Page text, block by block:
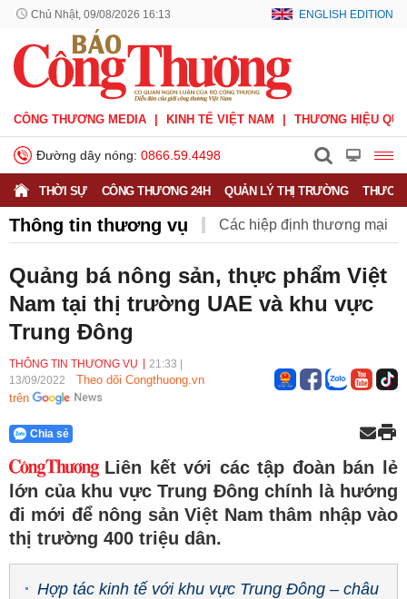
Chủ Nhật, 09/08/2026 16:13 ENGLISH EDITION
CÔNG THƯƠNG MEDIA KINH TẾ VIỆT NAM THƯƠNG HIỆU
Đường dây nóng: 0866.59.4498
THỜI SỰ CÔNG THƯƠNG 24H QUẢN LÝ THỊ TRƯỜNG
Thông tin thương vụ Các hiệp định thương mại
Hiệp định UKVFTA Thông tin thương vụ Quốc tế
Quảng bá nông sản, thực phẩm Việt
Nam tại thị trường UAE và khu vực
Trung Đông
THÔNG TIN THƯƠNG VỤ 21:33
13/09/2022
Theo dõi Congthuong.vn
trên
Chia sẻ
Liên kết với các tập đoàn bán lẻ
lớn của khu vực Trung Đông chính là hướng
đi mới để nông sản Việt Nam thâm nhập vào
thị trường 400 triệu dân.
Hợp tác kinh tế với khu vực Trung Đông – châu